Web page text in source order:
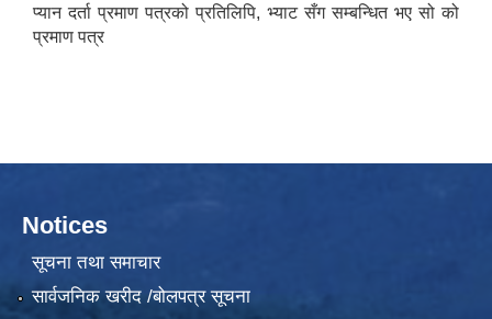
प्यान दर्ता प्रमाण पत्रको प्रतिलिपि, भ्याट सँग सम्बन्धित भए सो को
प्रमाण पत्र
Notices
सूचना तथा समाचार
सार्वजनिक खरीद /बोलपत्र सूचना